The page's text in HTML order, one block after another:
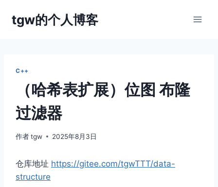
tgw的个人博客
C++
（哈希表扩展）位图 布隆
过滤器
作者tgw 2025年8月3日
仓库地址 https://gitee.com/tgwTTT/data-
structure